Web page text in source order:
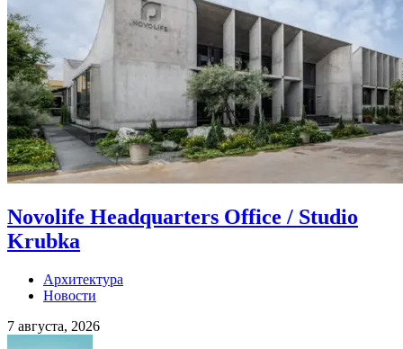
Novolife Headquarters Office / Studio
Krubka
Архитектура
Новости
7 августа, 2026